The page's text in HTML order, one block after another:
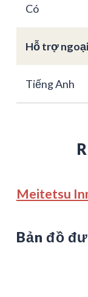
Có
Hỗ trợ
Tiếng Anh
Meitetsu
Bản đồ